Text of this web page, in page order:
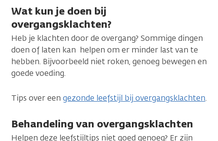
Wat kun je doen bij
overgangsklachten?
Heb je klachten door de overgang? Sommige dingen
doen of laten kan helpen om er minder last van te
hebben. Bijvoorbeeld niet roken, genoeg bewegen en
goede voeding.
Tips over een gezonde leefstijl bij overgangsklachten.
Behandeling van overgangsklachten
Helpen deze leefstijltips niet goed genoeg? Er zijn